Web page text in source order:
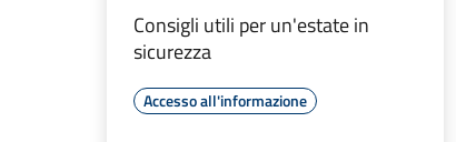
Consigli utili per un'estate in
sicurezza
Accesso all'informazione